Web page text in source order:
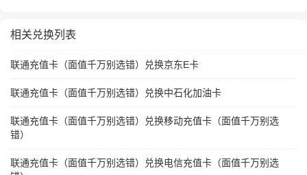
相关兑换列表
联通充值卡（面值千万别选错）兑换京东E卡
联通充值卡（面值千万别选错）兑换中石化加油卡
联通充值卡（面值千万别选错）兑换移动充值卡（面值千万别选
错）
联通充值卡（面值千万别选错）兑换电信充值卡（面值千万别选